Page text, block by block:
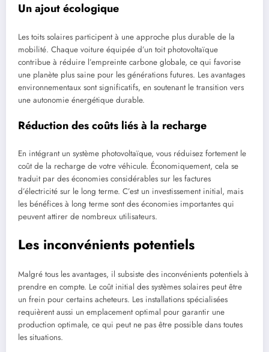
Un ajout écologique
Les toits solaires participent à une approche plus durable de la
mobilité. Chaque voiture équipée d’un toit photovoltaïque
contribue à réduire l’empreinte carbone globale, ce qui favorise
une planète plus saine pour les générations futures. Les avantages
environnementaux sont significatifs, en soutenant le transition vers
une autonomie énergétique durable.
Réduction des coûts liés à la recharge
En intégrant un système photovoltaïque, vous réduisez fortement le
coût de la recharge de votre véhicule. Économiquement, cela se
traduit par des économies considérables sur les factures
d’électricité sur le long terme. C’est un investissement initial, mais
les bénéfices à long terme sont des économies importantes qui
peuvent attirer de nombreux utilisateurs.
Les inconvénients potentiels
Malgré tous les avantages, il subsiste des inconvénients potentiels à
prendre en compte. Le coût initial des systèmes solaires peut être
un frein pour certains acheteurs. Les installations spécialisées
requièrent aussi un emplacement optimal pour garantir une
production optimale, ce qui peut ne pas être possible dans toutes
les situations.